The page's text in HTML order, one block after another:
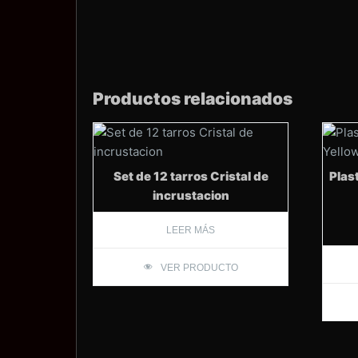
Productos relacionados
Set de 12 tarros Cristal de
incrustacion
LEER MÁS
VER PRODUCTO